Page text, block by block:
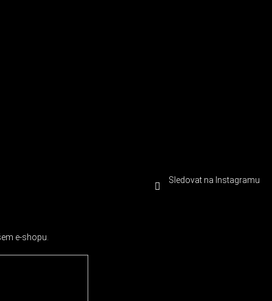
Sledovat na Instagramu
e-shopu.